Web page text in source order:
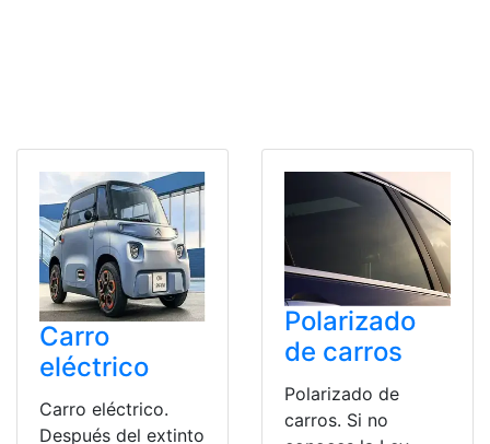
Carro
eléctrico
Carro eléctrico.
Después del extinto
Polarizado
de carros
Polarizado de
carros. Si no